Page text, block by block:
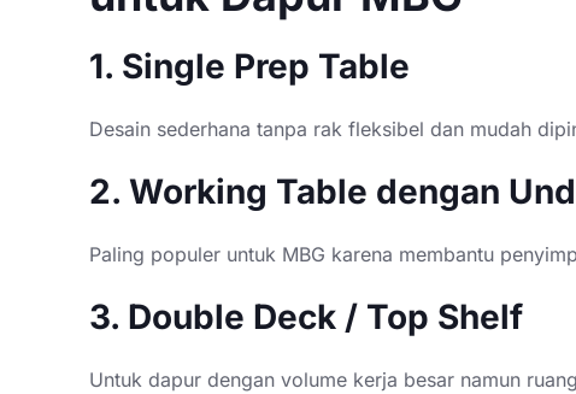
1. Single Prep Table
Desain sederhana tanpa rak fleksibel dan mudah
2. Working Table dengan
Paling populer untuk MBG karena membantu
3. Double Deck / Top Shelf
Untuk dapur dengan volume kerja besar namun